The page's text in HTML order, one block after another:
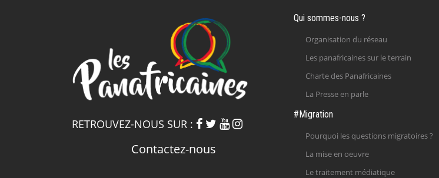
RETROUVEZ-NOUS SUR :
Contactez-nous
Qui sommes-nous ?
Organisation du réseau
Les panafricaines sur le terrain
Charte des Panafricaines
La Presse en parle
#Migration
Pourquoi les questions migratoires ?
La mise en oeuvre
Le traitement médiatique